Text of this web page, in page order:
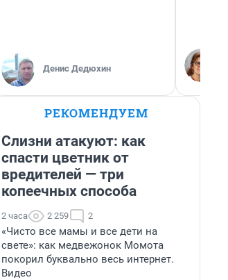
Денис Дедюхин
РЕКОМЕНДУЕМ
Слизни атакуют: как
спасти цветник от
вредителей — три
копеечных способа
2 часа 2 259 2
«Чисто все мамы и все дети на
свете»: как медвежонок Момота
покорил буквально весь интернет.
Видео